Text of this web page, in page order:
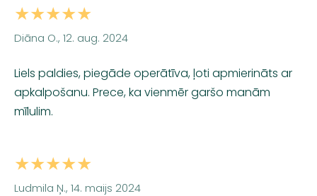
★★★★★
Diāna O., 12. aug. 2024
Liels paldies, piegāde operātīva, ļoti apmierināts ar
apkalpošanu. Prece, ka vienmēr garšo manām
mīlulim.
★★★★★
Ludmila Ņ., 14. maijs 2024